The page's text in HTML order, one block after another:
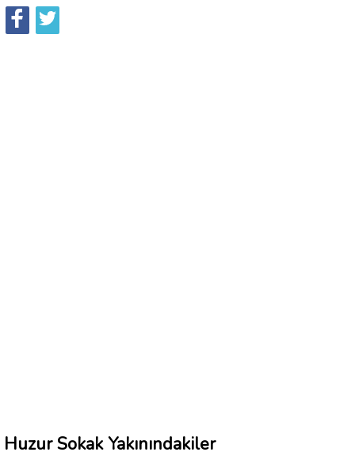
Huzur Sokak Yakınındakiler